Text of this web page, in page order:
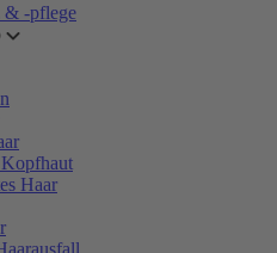
& -pflege
Haar